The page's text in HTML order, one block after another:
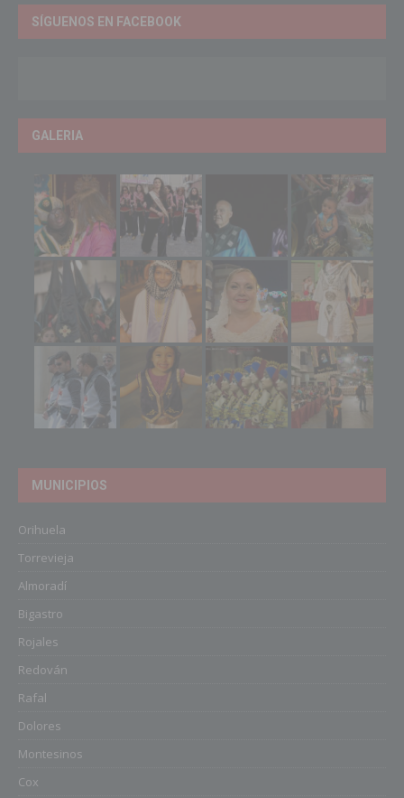
SÍGUENOS EN FACEBOOK
GALERIA
MUNICIPIOS
Orihuela
Torrevieja
Almoradí
Bigastro
Rojales
Redován
Rafal
Dolores
Montesinos
Cox